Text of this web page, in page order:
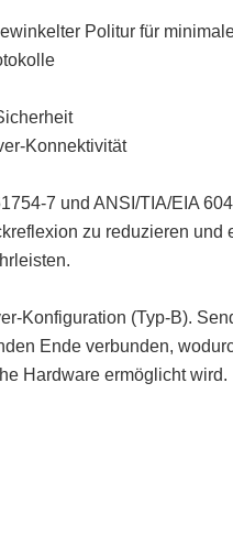
Politur für
Konnektivität
7 und ANSI/TIA/EIA
zu reduzieren und
Konfiguration (Typ-B).
Ende verbunden,
Hardware ermöglicht wird.